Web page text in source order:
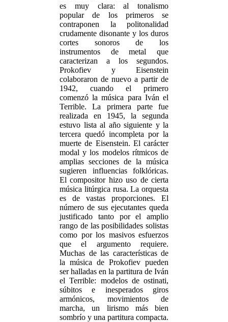
es muy clara: al tonalismo
popular de los primeros se
contraponen la politonalidad
crudamente disonante y los duros
cortes sonoros de los
instrumentos de metal que
caracterizan a los segundos.
Prokofiev y Eisenstein
colaboraron de nuevo a partir de
1942, cuando el primero
comenzó la música para Iván el
Terrible. La primera parte fue
realizada en 1945, la segunda
estuvo lista al año siguiente y la
tercera quedó incompleta por la
muerte de Eisenstein. El carácter
modal y los modelos rítmicos de
amplias secciones de la música
sugieren influencias folklóricas.
El compositor hizo uso de cierta
música litúrgica rusa. La orquesta
es de vastas proporciones. El
número de sus ejecutantes queda
justificado tanto por el amplio
rango de las posibilidades solistas
como por los masivos esfuerzos
que el argumento requiere.
Muchas de las características de
la música de Prokofiev pueden
ser halladas en la partitura de Iván
el Terrible: modelos de ostinati,
súbitos e inesperados giros
armónicos, movimientos de
marcha, un lirismo más bien
sombrío y una partitura compacta.